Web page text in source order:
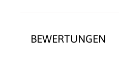
BEWERTUNGEN